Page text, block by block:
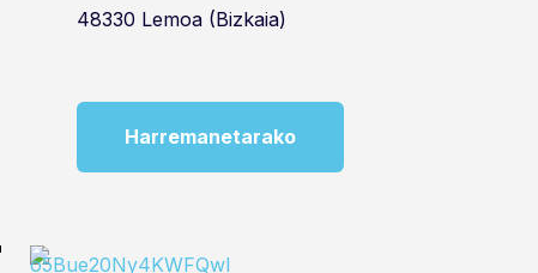
48330 Lemoa (Bizkaia)
Harremanetarako